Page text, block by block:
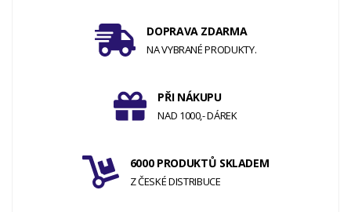
DOPRAVA ZDARMA
NA VYBRANÉ PRODUKTY.
PŘI NÁKUPU
NAD 1000,- DÁREK
6000 PRODUKTŮ SKLADEM
Z ČESKÉ DISTRIBUCE